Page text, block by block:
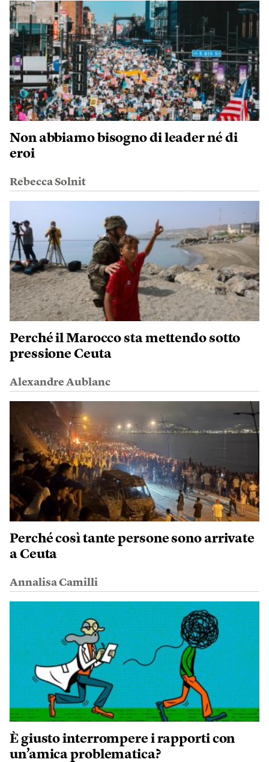
Non abbiamo bisogno di leader né di
eroi
Rebecca Solnit
Perché il Marocco sta mettendo sotto
pressione Ceuta
Alexandre Aublanc
Perché così tante persone sono arrivate
a Ceuta
Annalisa Camilli
È giusto interrompere i rapporti con
un’amica problematica?